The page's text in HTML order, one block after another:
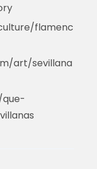
flamenc
art/sevillana